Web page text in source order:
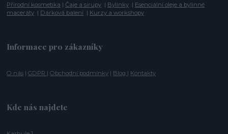
Přírodní kosmetika |Čaje a sirupy | Bylinky | Esenciální oleje a bylinné
maceráty | Dárková balení | Kurzy a workshopy
Informace pro zákazníky
O nás |GDPR |Obchodní podmínky | Blog | Kontakty
Kde nás najdete